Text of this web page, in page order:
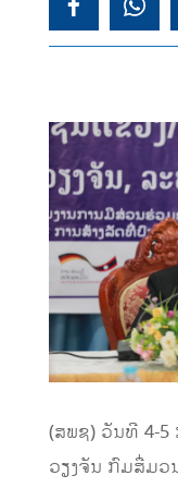
(ສພຊ) ວັນທີ 4-5
ວຽງຈັນ ກົມສື່ມວ